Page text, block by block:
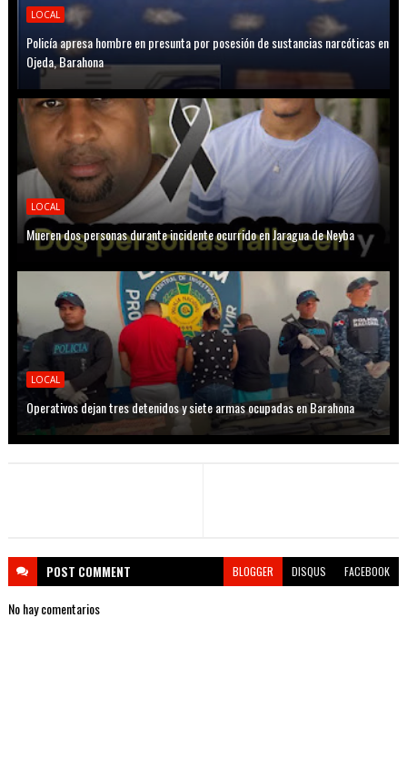
LOCAL
Policía apresa hombre en presunta por posesión de sustancias narcóticas en
Ojeda, Barahona
LOCAL
Mueren dos personas durante incidente ocurrido en Jaragua de Neyba
LOCAL
Operativos dejan tres detenidos y siete armas ocupadas en Barahona
POST COMMENT BLOGGER DISQUS FACEBOOK
No hay comentarios